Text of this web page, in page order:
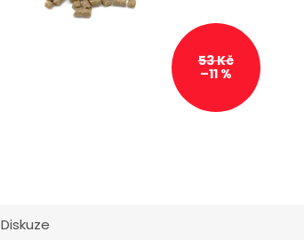
53 Kč
–11 %
Diskuze